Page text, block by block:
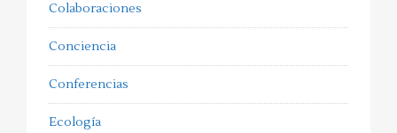
Colaboraciones
Conciencia
Conferencias
Ecología